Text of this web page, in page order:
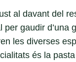
al davant del
per gaudir d’una
les diverses
és la